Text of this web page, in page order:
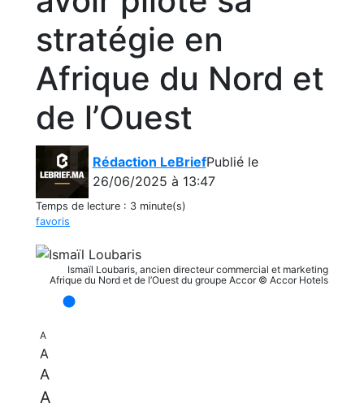
stratégie en
Afrique du Nord et
de l’Ouest
Rédaction LeBriefPublié le
26/06/2025 à 13:47
Temps de lecture : 3 minute(s)
favoris
Ismaïl Loubaris, ancien directeur commercial et marketing
Afrique du Nord et de l’Ouest du groupe Accor © Accor Hotels
A
A
A
A